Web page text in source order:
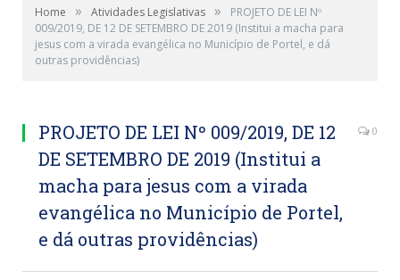
Home » Atividades Legislativas »
PROJETO DE LEI Nº
009/2019, DE 12 DE SETEMBRO DE 2019 (Institui a macha para
jesus com a virada evangélica no Município de Portel, e dá
outras providências)
PROJETO DE LEI Nº 009/2019, DE 12
DE SETEMBRO DE 2019 (Institui a
macha para jesus com a virada
evangélica no Município de Portel,
e dá outras providências)
0